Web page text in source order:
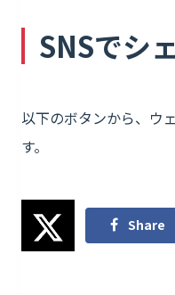
SNSでシ
以下のボタンから、ウ
す。
Share